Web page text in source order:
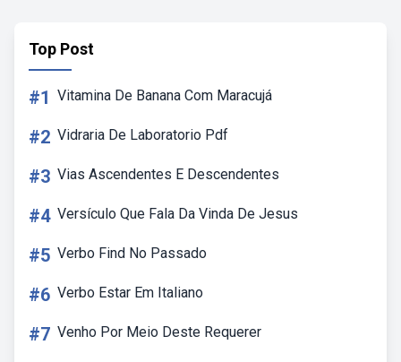
Top Post
#1 Vitamina De Banana Com Maracujá
#2 Vidraria De Laboratorio Pdf
#3 Vias Ascendentes E Descendentes
#4 Versículo Que Fala Da Vinda De Jesus
#5 Verbo Find No Passado
#6 Verbo Estar Em Italiano
#7 Venho Por Meio Deste Requerer